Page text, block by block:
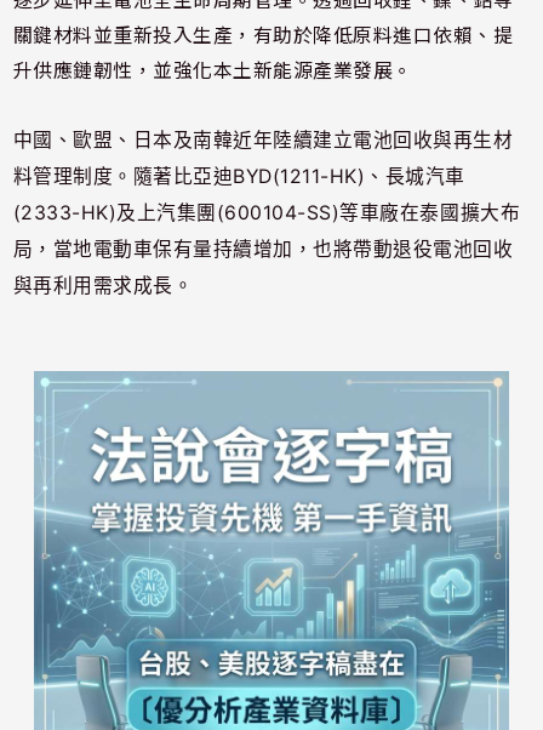
關鍵材料並重新投入生產，有助於降低原料進口依賴、提
升供應鏈韌性，並強化本土新能源產業發展。
中國、歐盟、日本及南韓近年陸續建立電池回收與再生材
料管理制度。隨著比亞迪BYD(1211-HK)、長城汽車
(2333-HK)及上汽集團(600104-SS)等車廠在泰國擴大布
局，當地電動車保有量持續增加，也將帶動退役電池回收
與再利用需求成長。